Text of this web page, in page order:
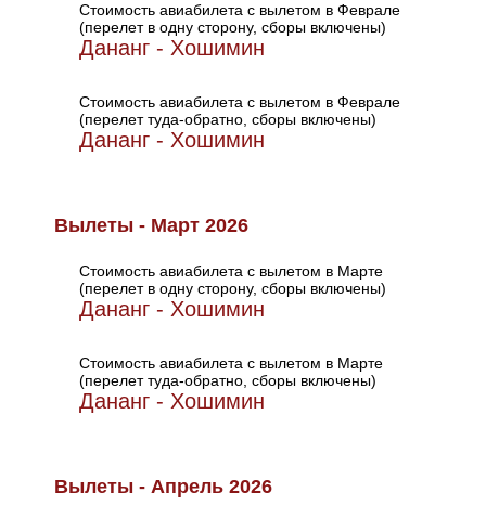
Стоимость авиабилета с вылетом в Феврале
(перелет в одну сторону, сборы включены)
Дананг - Хошимин
Стоимость авиабилета с вылетом в Феврале
(перелет туда-обратно, сборы включены)
Дананг - Хошимин
Вылеты - Март 2026
Стоимость авиабилета с вылетом в Марте
(перелет в одну сторону, сборы включены)
Дананг - Хошимин
Стоимость авиабилета с вылетом в Марте
(перелет туда-обратно, сборы включены)
Дананг - Хошимин
Вылеты - Апрель 2026